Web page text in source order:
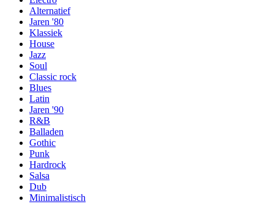
Alternatief
Jaren '80
Klassiek
House
Jazz
Soul
Classic rock
Blues
Latin
Jaren '90
R&B
Balladen
Gothic
Punk
Hardrock
Salsa
Dub
Minimalistisch